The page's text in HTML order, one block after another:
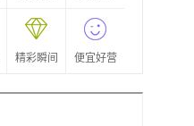
精彩瞬间 便宜好营